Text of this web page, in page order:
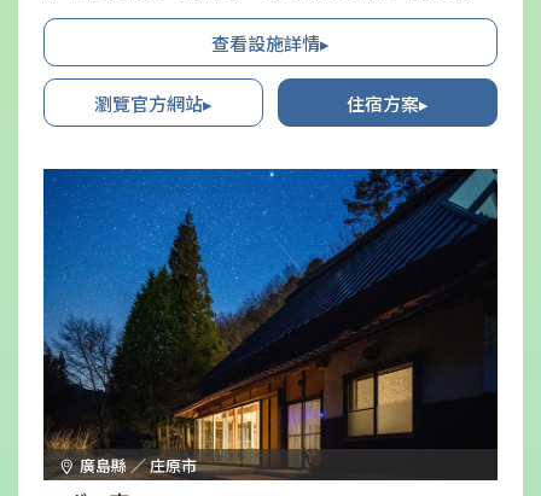
自然中，品味放鬆忘卻日常的美好時光。
查看設施詳情▸
瀏覽官方網站▸ 住宿方案▸
廣島縣 ／ 庄原市